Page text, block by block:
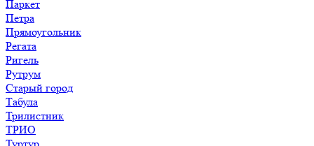
Паркет
Петра
Прямоугольник
Регата
Ригель
Рутрум
Старый город
Табула
Трилистник
ТРИО